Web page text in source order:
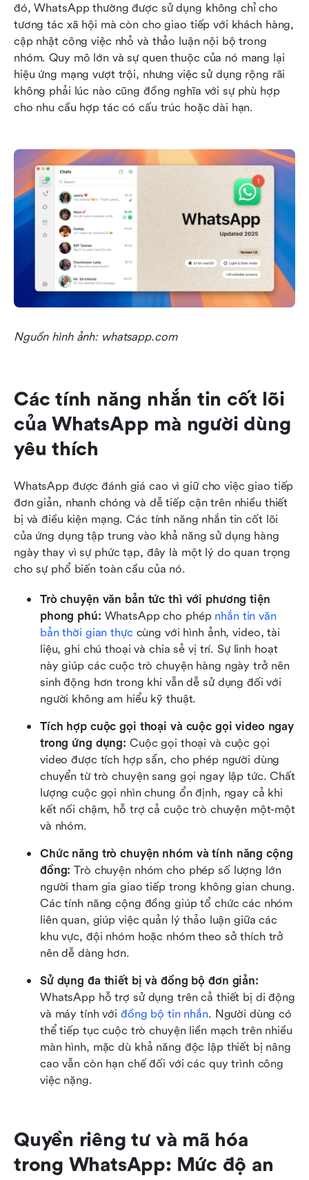
đó, WhatsApp thường được sử dụng không chỉ cho
tương tác xã hội mà còn cho giao tiếp với khách hàng,
cập nhật công việc nhỏ và thảo luận nội bộ trong
nhóm. Quy mô lớn và sự quen thuộc của nó mang lại
hiệu ứng mạng vượt trội, nhưng việc sử dụng rộng rãi
không phải lúc nào cũng đồng nghĩa với sự phù hợp
cho nhu cầu hợp tác có cấu trúc hoặc dài hạn.
Nguồn hình ảnh: whatsapp.com
Các tính năng nhắn tin cốt lõi
của WhatsApp mà người dùng
yêu thích
WhatsApp được đánh giá cao vì giữ cho việc giao tiếp
đơn giản, nhanh chóng và dễ tiếp cận trên nhiều thiết
bị và điều kiện mạng. Các tính năng nhắn tin cốt lõi
của ứng dụng tập trung vào khả năng sử dụng hàng
ngày thay vì sự phức tạp, đây là một lý do quan trọng
cho sự phổ biến toàn cầu của nó.
Trò chuyện văn bản tức thì với phương tiện
phong phú: WhatsApp cho phép nhắn tin văn
bản thời gian thực cùng với hình ảnh, video, tài
liệu, ghi chú thoại và chia sẻ vị trí. Sự linh hoạt
này giúp các cuộc trò chuyện hàng ngày trở nên
sinh động hơn trong khi vẫn dễ sử dụng đối với
người không am hiểu kỹ thuật.
Tích hợp cuộc gọi thoại và cuộc gọi video ngay
trong ứng dụng: Cuộc gọi thoại và cuộc gọi
video được tích hợp sẵn, cho phép người dùng
chuyển từ trò chuyện sang gọi ngay lập tức. Chất
lượng cuộc gọi nhìn chung ổn định, ngay cả khi
kết nối chậm, hỗ trợ cả cuộc trò chuyện một-một
và nhóm.
Chức năng trò chuyện nhóm và tính năng cộng
đồng: Trò chuyện nhóm cho phép số lượng lớn
người tham gia giao tiếp trong không gian chung.
Các tính năng cộng đồng giúp tổ chức các nhóm
liên quan, giúp việc quản lý thảo luận giữa các
khu vực, đội nhóm hoặc nhóm theo sở thích trở
nên dễ dàng hơn.
Sử dụng đa thiết bị và đồng bộ đơn giản:
WhatsApp hỗ trợ sử dụng trên cả thiết bị di động
và máy tính với đồng bộ tin nhắn. Người dùng có
thể tiếp tục cuộc trò chuyện liền mạch trên nhiều
màn hình, mặc dù khả năng độc lập thiết bị nâng
cao vẫn còn hạn chế đối với các quy trình công
việc nặng.
Quyền riêng tư và mã hóa
trong WhatsApp: Mức độ an